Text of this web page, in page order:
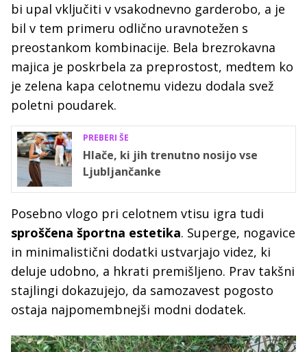
bi upal vključiti v vsakodnevno garderobo, a je
bil v tem primeru odlično uravnotežen s
preostankom kombinacije. Bela brezrokavna
majica je poskrbela za preprostost, medtem ko
je zelena kapa celotnemu videzu dodala svež
poletni poudarek.
PREBERI ŠE
Hlače, ki jih trenutno nosijo vse
Ljubljančanke
Posebno vlogo pri celotnem vtisu igra tudi
sproščena športna estetika. Superge, nogavice
in minimalistični dodatki ustvarjajo videz, ki
deluje udobno, a hkrati premišljeno. Prav takšni
stajlingi dokazujejo, da samozavest pogosto
ostaja najpomembnejši modni dodatek.